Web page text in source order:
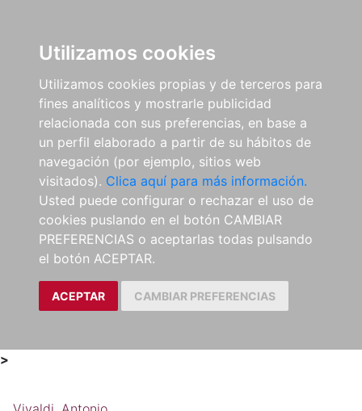
Utilizamos cookies
Utilizamos cookies propias y de terceros para
fines analíticos y mostrarle publicidad
relacionada con sus preferencias, en base a
un perfil elaborado a partir de su hábitos de
navegación (por ejemplo, sitios web
visitados). Clica aquí para más información.
Usted puede configurar o rechazar el uso de
cookies puslando en el botón CAMBIAR
PREFERENCIAS o aceptarlas todas pulsando
el botón ACEPTAR.
ACEPTAR CAMBIAR PREFERENCIAS
>